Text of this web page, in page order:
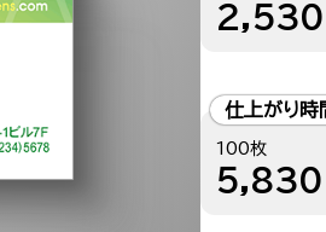
2,530
仕上がり
100枚
5,830